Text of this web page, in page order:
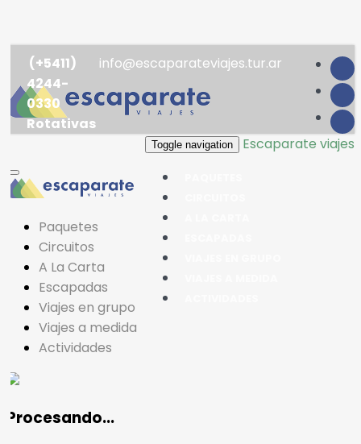
(+5411)
4244-
0330
Rotativas
info@escaparateviajes.tur.ar
Toggle navigation Escaparate viajes
Paquetes
Circuitos
A La Carta
Escapadas
Viajes en grupo
Viajes a medida
Actividades